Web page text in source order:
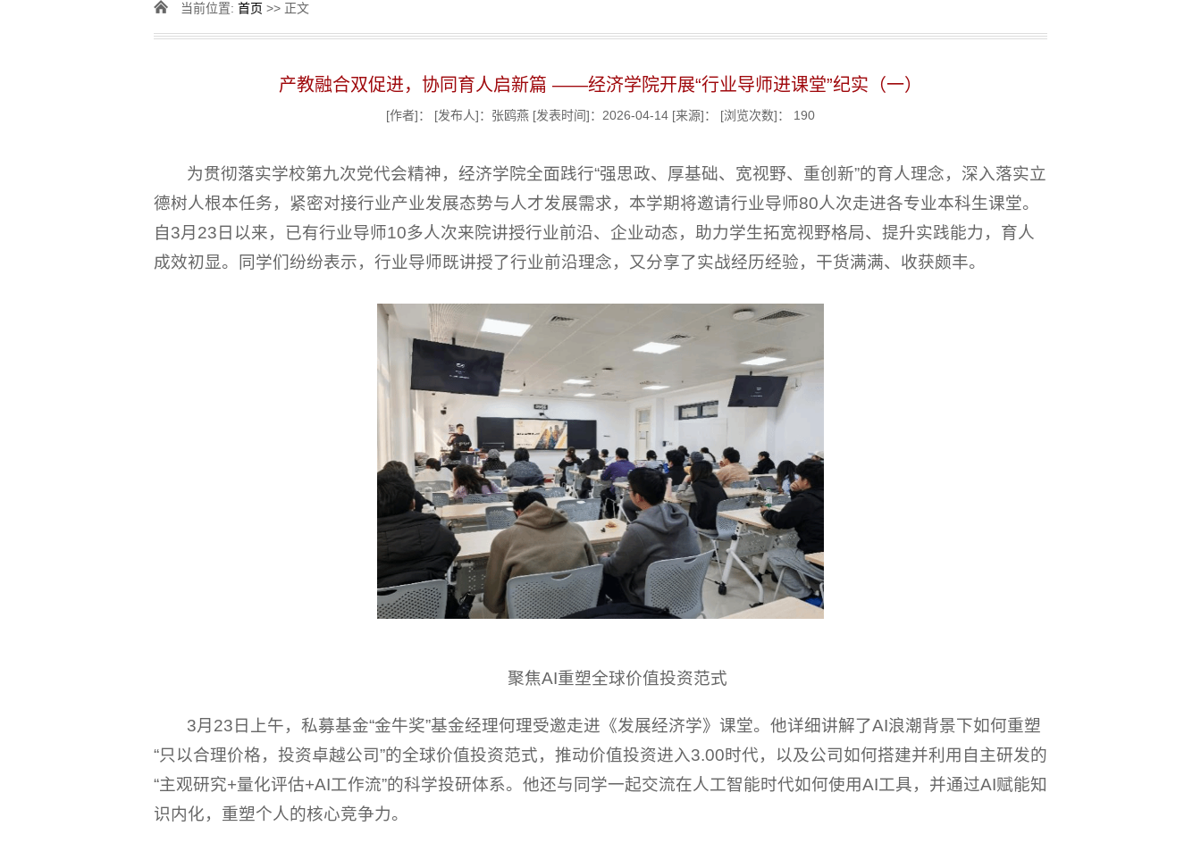
当前位置: 首页 >> 正文
产教融合双促进，协同育人启新篇 ——经济学院开展“行业导师进课堂”纪实（一）
[作者]： [发布人]：张鸥燕 [发表时间]：2026-04-14 [来源]： [浏览次数]： 190
为贯彻落实学校第九次党代会精神，经济学院全面践行“强思政、厚基础、宽视野、重创新”的育人理念，深入落实立
德树人根本任务，紧密对接行业产业发展态势与人才发展需求，本学期将邀请行业导师80人次走进各专业本科生课堂。
自3月23日以来，已有行业导师10多人次来院讲授行业前沿、企业动态，助力学生拓宽视野格局、提升实践能力，育人
成效初显。同学们纷纷表示，行业导师既讲授了行业前沿理念，又分享了实战经历经验，干货满满、收获颇丰。
聚焦AI重塑全球价值投资范式
3月23日上午，私募基金“金牛奖”基金经理何理受邀走进《发展经济学》课堂。他详细讲解了AI浪潮背景下如何重塑
“只以合理价格，投资卓越公司”的全球价值投资范式，推动价值投资进入3.00时代，以及公司如何搭建并利用自主研发的
“主观研究+量化评估+AI工作流”的科学投研体系。他还与同学一起交流在人工智能时代如何使用AI工具，并通过AI赋能知
识内化，重塑个人的核心竞争力。